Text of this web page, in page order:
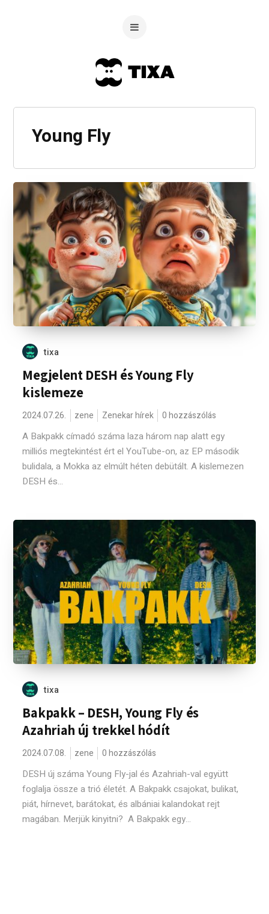
Young Fly
tixa
Megjelent DESH és Young Fly
kislemeze
2024.07.26. zene Zenekar hírek 0 hozzászólás
A Bakpakk címadó száma laza három nap alatt egy
milliós megtekintést ért el YouTube-on, az EP második
bulidala, a Mokka az elmúlt héten debütált. A kislemezen
DESH és...
tixa
Bakpakk – DESH, Young Fly és
Azahriah új trekkel hódít
2024.07.08. zene 0 hozzászólás
DESH új száma Young Fly-jal és Azahriah-val együtt
foglalja össze a trió életét. A Bakpakk csajokat, bulikat,
piát, hírnevet, barátokat, és albániai kalandokat rejt
magában. Merjük kinyitni? A Bakpakk egy...